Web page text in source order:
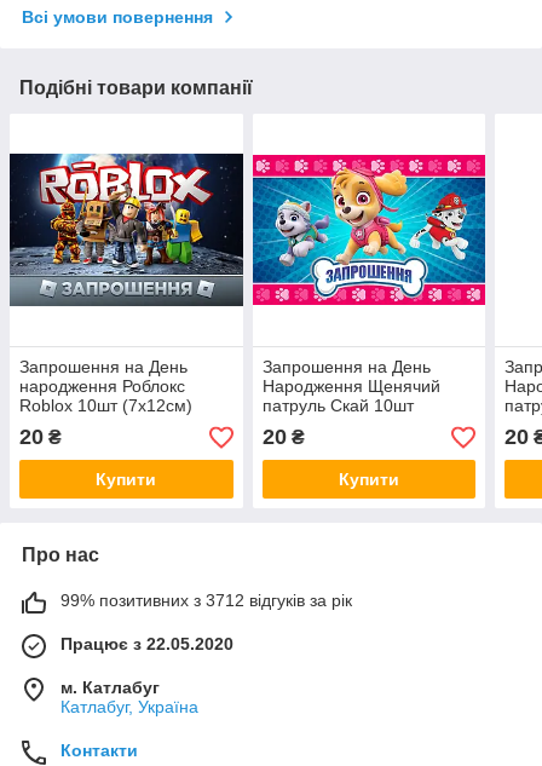
Всі умови повернення
Подібні товари компанії
Запрошення на День
народження Роблокс
Roblox 10шт (7x12см)
20 ₴
Купити
Запрошення на День
Народження Щенячий
патруль Скай 10шт
(7x12см)
20₴
Купити
20
Про нас
99% позитивних з 3712 відгуків за рік
Працює з 22.05.2020
м. Катлабуг
Катлабуг, Україна
Контакти